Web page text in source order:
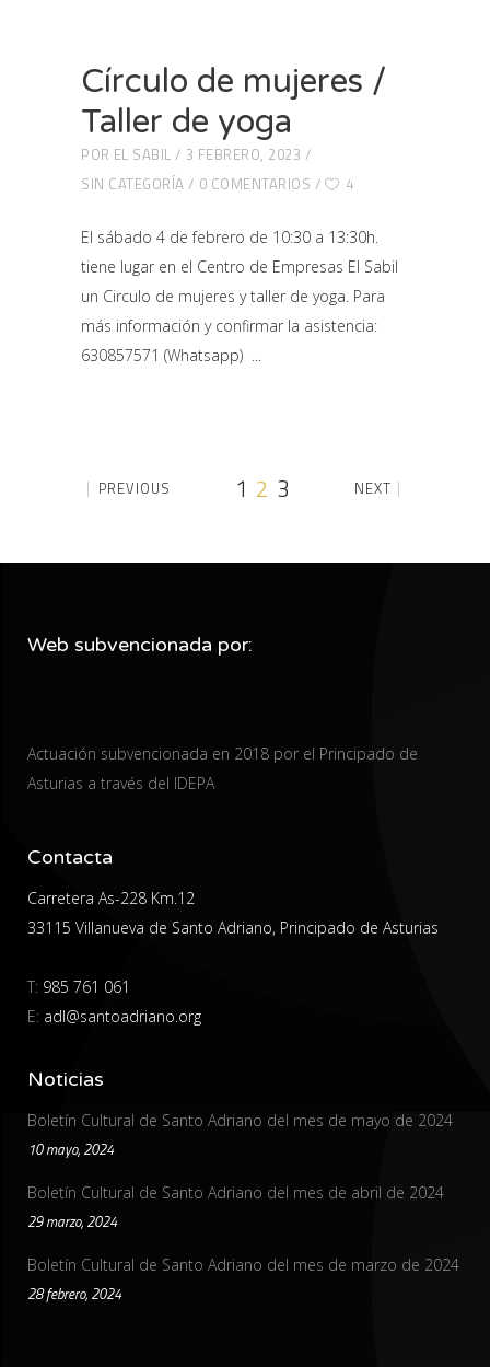
Círculo de mujeres /
Taller de yoga
POR EL SABIL
3 FEBRERO, 2023
SIN CATEGORÍA
0 COMENTARIOS 4
El sábado 4 de febrero de 10:30 a 13:30h.
tiene lugar en el Centro de Empresas El Sabil
un Circulo de mujeres y taller de yoga. Para
más información y confirmar la asistencia:
630857571 (Whatsapp)
PREVIOUS 1 2 3 NEXT
Web subvencionada por:
Actuación subvencionada en 2018 por el Principado de
Asturias a través del IDEPA
Contacta
Carretera As-228 Km.12
33115 Villanueva de Santo Adriano, Principado de Asturias
T: 985 761 061
E: adl@santoadriano.org
Noticias
Boletín Cultural de Santo Adriano del mes de mayo de 2024
10 mayo, 2024
Boletín Cultural de Santo Adriano del mes de abril de 2024
29 marzo, 2024
Boletín Cultural de Santo Adriano del mes de marzo de 2024
28 febrero, 2024